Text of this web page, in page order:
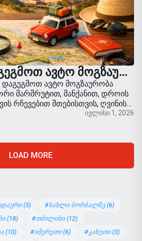
ᲠᲝᲒᲝᲠ ᲓᲐᲕᲒᲔᲒᲛᲝᲗ ᲐᲕᲢᲝ ᲛᲝᲒᲖᲐᲣᲠᲝᲑᲐ ᲡᲐᲥᲐᲠᲗᲕᲔᲚᲝᲨᲘ
ავტო მოგზაურობა
მარშრუტით, მანქანით, დროის
რჩევებით მთებისთვის, ღვინის
ზღვისთვის.
ივლისი 1, 2026
LOAD MORE
(3)
#სახლი ბორბალზე (6)
(18)
#თბილისი (12)
(10)
#იმერეთი (6)
#კახეთი (3)